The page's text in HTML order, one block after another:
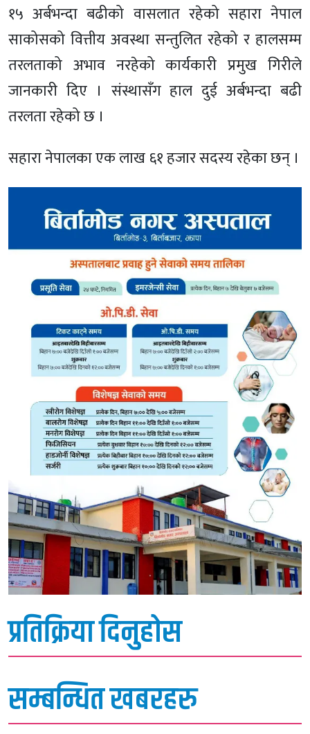
१५ अर्बभन्दा बढीको वासलात रहेको सहारा नेपाल
साकोसको वित्तीय अवस्था सन्तुलित रहेको र हालसम्म
तरलताको अभाव नरहेको कार्यकारी प्रमुख गिरीले
जानकारी दिए । संस्थासँग हाल दुई अर्बभन्दा बढी
तरलता रहेको छ ।
सहारा नेपालका एक लाख ६१ हजार सदस्य रहेका छन् ।
प्रतिक्रिया दिनुहोस
सम्बन्धित खबरहरु